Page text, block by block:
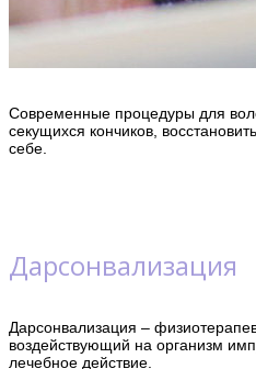
Современные процедуры для
секущихся кончиков,
себе.
Дарсонвализация
Дарсонвализация –
воздействующий на организм
лечебное действие.